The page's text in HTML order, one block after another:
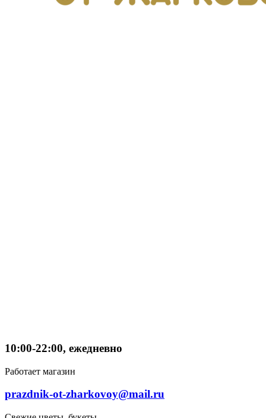
10:00-22:00, ежедневно
Работает магазин
prazdnik-ot-zharkovoy@mail.ru